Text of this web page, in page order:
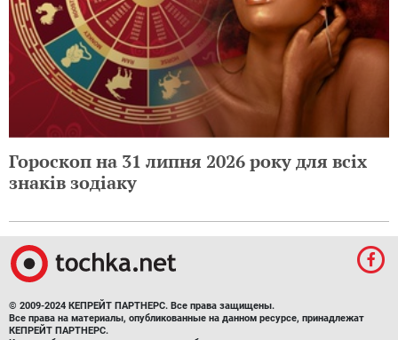
Гороскоп на 31 липня 2026 року для всіх
знаків зодіаку
© 2009-2024 КЕПРЕЙТ ПАРТНЕРС. Все права защищены.
Все права на материалы, опубликованные на данном ресурсе, принадлежат
КЕПРЕЙТ ПАРТНЕРС.